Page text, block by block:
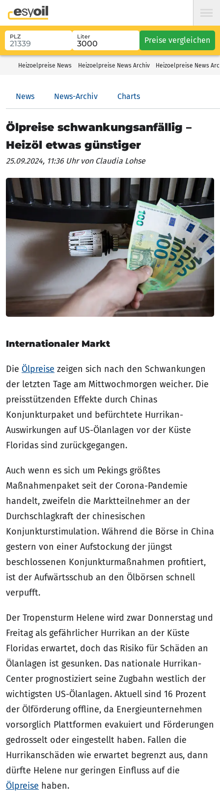
PLZ Liter Preise vergleichen
Heizoelpreise News Heizoelpreise News Archiv Heizoelpreise News
News News-Archiv Charts
Ölpreise schwankungsanfällig –
Heizöl etwas günstiger
25.09.2024, 11:36 Uhrvon Claudia Lohse
Internationaler Markt
Die Ölpreise zeigen sich nach den Schwankungen
der letzten Tage am Mittwochmorgen weicher. Die
preisstützenden Effekte durch Chinas
Konjunkturpaket und befürchtete Hurrikan-
Auswirkungen auf US-Ölanlagen vor der Küste
Floridas sind zurückgegangen.
Auch wenn es sich um Pekings größtes
Maßnahmenpaket seit der Corona-Pandemie
handelt, zweifeln die Marktteilnehmer an der
Durchschlagkraft der chinesischen
Konjunkturstimulation. Während die Börse in China
gestern von einer Aufstockung der jüngst
beschlossenen Konjunkturmaßnahmen profitiert,
ist der Aufwärtsschub an den Ölbörsen schnell
verpufft.
Der Tropensturm Helene wird zwar Donnerstag und
Freitag als gefährlicher Hurrikan an der Küste
Floridas erwartet, doch das Risiko für Schäden an
Ölanlagen ist gesunken. Das nationale Hurrikan-
Center prognostiziert seine Zugbahn westlich der
wichtigsten US-Ölanlagen. Aktuell sind 16 Prozent
der Ölförderung offline, da Energieunternehmen
vorsorglich Plattformen evakuiert und Förderungen
gedrosselt oder eingestellt haben. Fallen die
Hurrikanschäden wie erwartet begrenzt aus, dann
dürfte Helene nur geringen Einfluss auf die
Ölpreise haben.